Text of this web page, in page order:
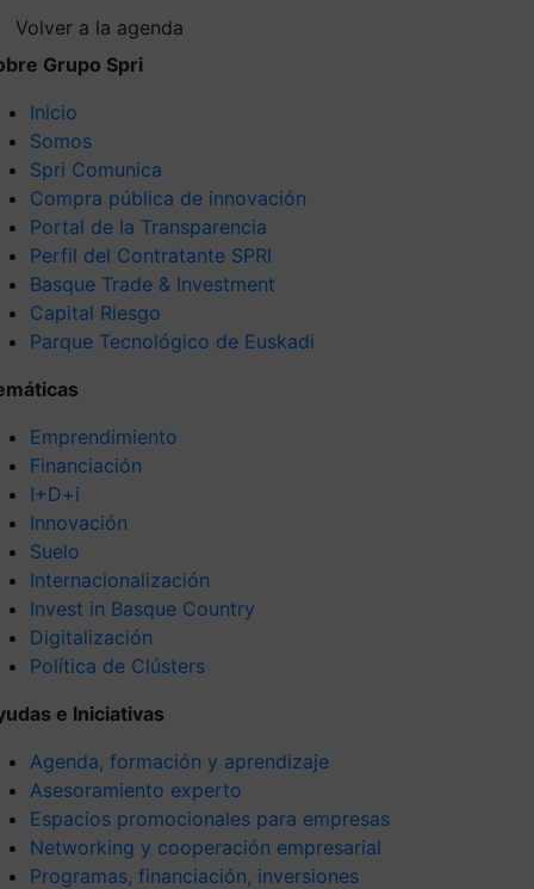
Volver a la agenda
Grupo Spri
Inicio
Somos
Spri Comunica
Compra pública de innovación
Portal de la Transparencia
Perfil del Contratante SPRI
Basque Trade & Investment
Capital Riesgo
Parque Tecnológico de Euskadi
Emprendimiento
Financiación
I+D+i
Innovación
Suelo
Internacionalización
Invest in Basque Country
Digitalización
Política de Clústers
e Iniciativas
Agenda, formación y aprendizaje
Asesoramiento experto
Espacios promocionales para empresas
Networking y cooperación empresarial
Programas, financiación, inversiones